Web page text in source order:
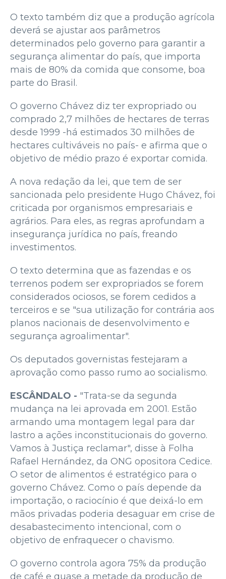
O texto também diz que a produção agrícola
deverá se ajustar aos parâmetros
determinados pelo governo para garantir a
segurança alimentar do país, que importa
mais de 80% da comida que consome, boa
parte do Brasil.
O governo Chávez diz ter expropriado ou
comprado 2,7 milhões de hectares de terras
desde 1999 -há estimados 30 milhões de
hectares cultiváveis no país- e afirma que o
objetivo de médio prazo é exportar comida.
A nova redação da lei, que tem de ser
sancionada pelo presidente Hugo Chávez, foi
criticada por organismos empresariais e
agrários. Para eles, as regras aprofundam a
insegurança jurídica no país, freando
investimentos.
O texto determina que as fazendas e os
terrenos podem ser expropriados se forem
considerados ociosos, se forem cedidos a
terceiros e se "sua utilização for contrária aos
planos nacionais de desenvolvimento e
segurança agroalimentar".
Os deputados governistas festejaram a
aprovação como passo rumo ao socialismo.
ESCÂNDALO - "Trata-se da segunda
mudança na lei aprovada em 2001. Estão
armando uma montagem legal para dar
lastro a ações inconstitucionais do governo.
Vamos à Justiça reclamar", disse à Folha
Rafael Hernández, da ONG opositora Cedice.
O setor de alimentos é estratégico para o
governo Chávez. Como o país depende da
importação, o raciocínio é que deixá-lo em
mãos privadas poderia desaguar em crise de
desabastecimento intencional, com o
objetivo de enfraquecer o chavismo.
O governo controla agora 75% da produção
de café e quase a metade da produção de